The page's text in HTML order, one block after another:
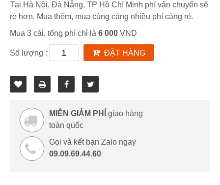
Tại Hà Nội, Đà Nẵng, TP Hồ Chí Minh phí vận chuyển sẽ
rẻ hơn. Mua thêm, mua cùng càng nhiều phí càng rẻ.
Mua 3 cái, tổng phí chỉ là 6 000 VND
Số lượng : ĐẶT HÀNG
MIỄN GIẢM PHÍ
giao hàng
toàn quốc
Gọi và kết bạn Zalo ngay
09.09.69.44.60